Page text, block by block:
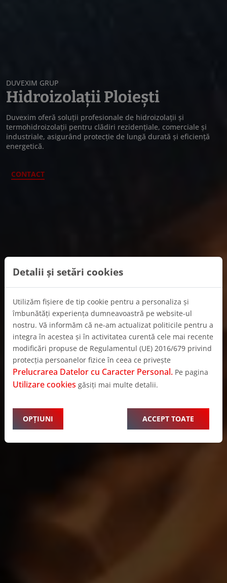
DUVEXIM GRUP
Hidroizolații Ploiești
Duvexim oferă soluții profesionale de hidroizolații și
termohidroizolații pentru clădiri rezidențiale, comerciale și
industriale, asigurând protecție de lungă durată și eficiență
energetică.
CONTACT
Detalii și setări cookies
Utilizăm fișiere de tip cookie pentru a personaliza și
îmbunătăți experiența dumneavoastră pe website-ul
nostru. Vă informăm că ne-am actualizat politicile pentru a
integra în acestea și în activitatea curentă cele mai recente
modificări propuse de Regulamentul (UE) 2016/679 privind
protecția persoanelor fizice în ceea ce privește
Prelucrarea Datelor cu Caracter Personal. Pe pagina
Utilizare cookies găsiți mai multe detalii.
OPȚIUNI ACCEPT TOATE